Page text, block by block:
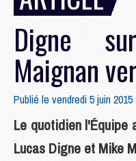
Digne
Maignan
Publié le vendredi 5 juin 2015
Le quotidien l'Équipe
Lucas Digne et Mike